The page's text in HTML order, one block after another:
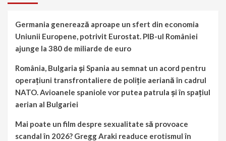
Germania generează aproape un sfert din economia
Uniunii Europene, potrivit Eurostat. PIB-ul României
ajunge la 380 de miliarde de euro
România, Bulgaria și Spania au semnat un acord pentru
operațiuni transfrontaliere de poliție aeriană în cadrul
NATO. Avioanele spaniole vor putea patrula și în spațiul
aerian al Bulgariei
Mai poate un film despre sexualitate să provoace
scandal în 2026? Gregg Araki readuce erotismul în